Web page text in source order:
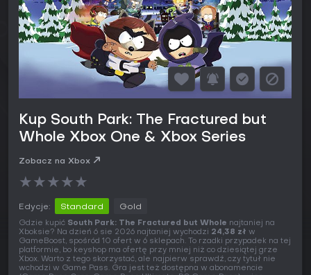
Kup South Park: The Fractured but
Whole Xbox One & Xbox Series
Zobacz na Xbox
★★★★★
Edycje: Standard Gold
Gdzie kupić South Park: The Fractured but Whole najtaniej na
Xboksie? Na dzień 6 sie 2026 najtaniej wychodzi 24,38 zł w
GameBoost, spośród 10 ofert w 6 sklepach. To rzadki przypadek na tej
platformie, bo keyshop ma ofertę przy mniej niż co dziesiątej grze
Xbox. Warto z tego skorzystać, ale najpierw sprawdź, czy tytuł nie
wchodzi w Game Pass. Gra jest też dostępna w abonamencie